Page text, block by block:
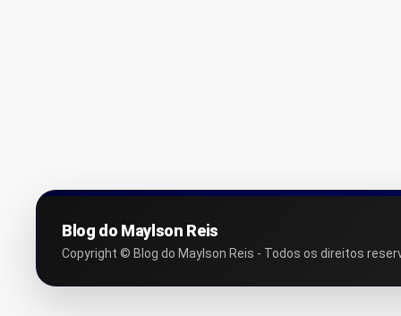
Blog do Maylson Reis
Copyright © Blog do Maylson Reis - Todos os direitos